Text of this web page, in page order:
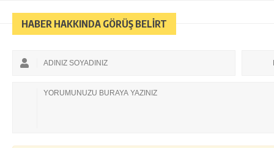
HABER HAKKINDA GÖRÜŞ BELİRT